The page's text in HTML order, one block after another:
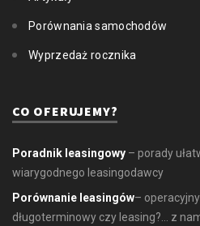
Porównania samochodów
Wyprzedaż rocznika
CO OFERUJEMY?
Poradnik leasingowy – porady
wiarygodnego leasingodawcy
Porównanie leasingów–
długoterminowy czy leasing?... z